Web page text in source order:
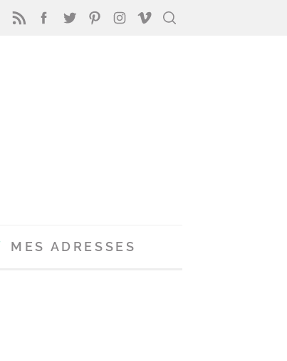
MES ADRESSES